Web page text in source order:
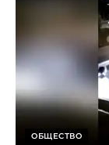
ОБЩЕСТВО